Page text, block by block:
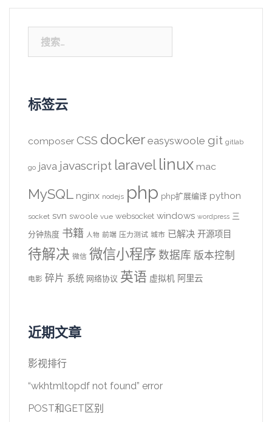
索：
标签云
composer CSS docker easyswoole git gitlab
go java javascript laravel linux mac
MySQL nginx nodejs php php扩展编译 python
socket svn swoole vue websocket windows wordpress 三
分钟热度 书籍 人物 前端 压力测试 城市 已解决 开源项目
待解决 微信 微信小程序 数据库 版本控制
电影 碎片 系统 网络协议 英语 虚拟机 阿里云
近期文章
影视排行
“wkhtmltopdf not found” error
POST和GET区别